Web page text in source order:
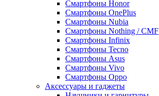
Смартфоны Honor
Смартфоны OnePlus
Смартфоны Nubia
Смартфоны Nothing / CMF
Смартфоны Infinix
Смартфоны Tecno
Смартфоны Asus
Смартфоны Vivo
Смартфоны Oppo
Аксессуары и гаджеты